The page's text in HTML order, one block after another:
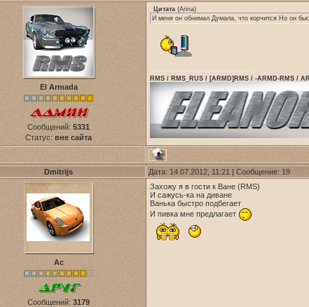
El Armada
Сообщений: 5331
Статус: вне сайта
Цитата (Arina)
И меня он обнимал Думала, что корчится Но он
RMS / RMS_RUS / [ARMD]RMS / -ARMD-RMS /
Dmitrijs Дата: 14.07.2012, 11:21 | Сообщение: 19
Ас
Сообщений: 3179
Захожу я в гости к Ване (RMS)
И сажусь-ка на диване
Ванька быстро подбегает
И пивка мне предлагает